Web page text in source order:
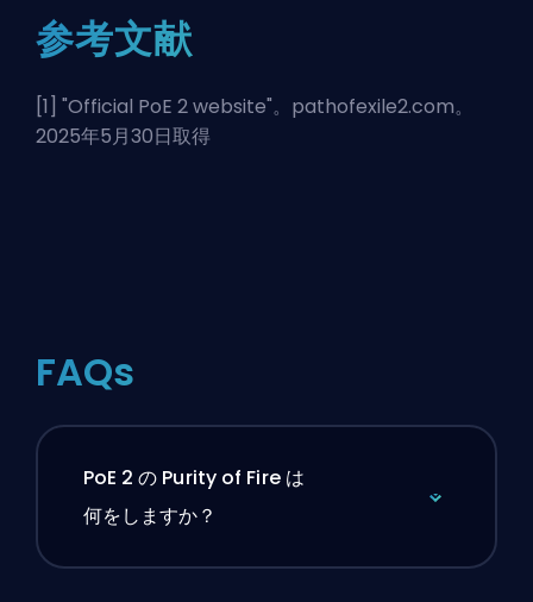
参考文献
[1] "Official PoE 2 website"。pathofexile2.com。
2025年5月30日取得
FAQs
PoE 2 の Purity of Fire は
何をしますか？